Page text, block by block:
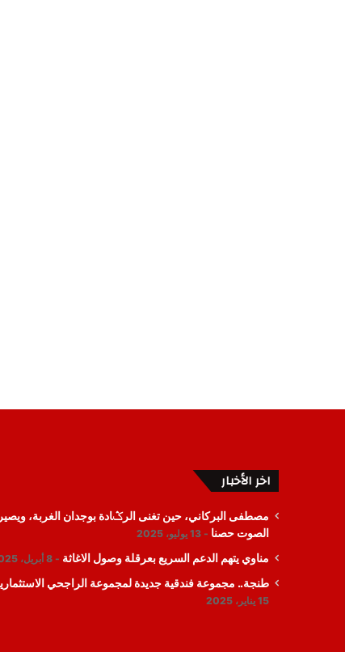
اخر الأخبار
مصطفى البركاني، حين تغنى الرݣادة بوجدان الغربة، ويصير
الصوت حصنا
13 يوليو، 2025
مناوي يتهم الدعم السريع بعرقلة وصول الاغاثة 8 أبريل، 2025
طنجة.. مجموعة فندقية جديدة لمجموعة الراجحي
15 يناير، 2025